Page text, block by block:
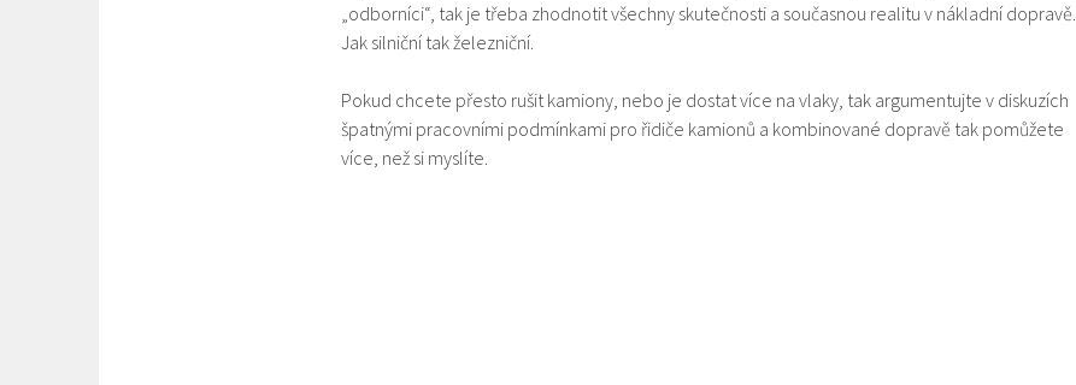
„odborníci“, tak je třeba zhodnotit všechny skutečnosti a současnou realitu v nákladní dopravě.
Jak silniční tak železniční.
Pokud chcete přesto rušit kamiony, nebo je dostat více na vlaky, tak argumentujte v diskuzích
špatnými pracovními podmínkami pro řidiče kamionů a kombinované dopravě tak pomůžete
více, než si myslíte.